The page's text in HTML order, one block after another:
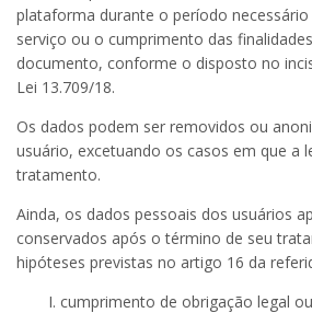
plataforma durante o período
serviço ou o cumprimento das
documento, conforme o disposto no
Lei 13.709/18.
Os dados podem ser removidos ou
usuário, excetuando os casos em que a
tratamento.
Ainda, os dados pessoais dos usuários
conservados após o término de seu
hipóteses previstas no artigo 16 da
cumprimento de obrigação legal